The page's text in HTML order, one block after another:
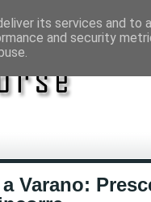
Varano:
its services and to
and security